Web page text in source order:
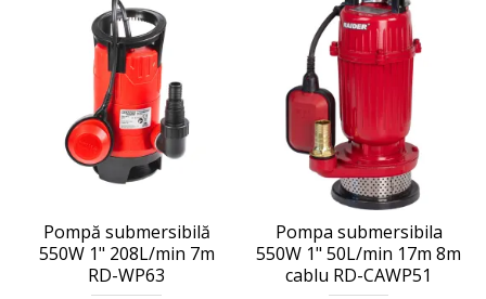
Pompă submersibilă
550W 1" 208L/min 7m
RD-WP63
Pompa submersibila
550W 1" 50L/min 17m 8m
cablu RD-CAWP51